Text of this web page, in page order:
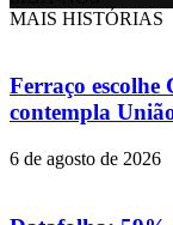
MAIS HISTÓRIAS
Ferraço escolhe
contempla
6 de agosto de 2026